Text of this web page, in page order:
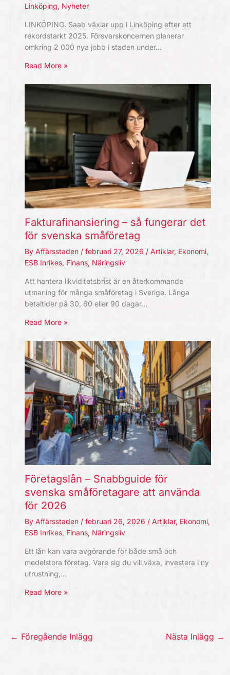
Linköping, Nyheter
LINKÖPING. Saab växlar upp i Linköping efter ett
rekordstarkt 2025. Försvarskoncernen planerar
omkring 2 000 nya jobb i staden under…
Read More »
Fakturafinansiering – så fungerar det
för svenska småföretag
By Affärsstaden / februari 27, 2026 / Artiklar, Ekonomi,
ESB Inrikes, Finans, Näringsliv
Att hantera likviditetsbrist är en återkommande
utmaning för många småföretag i Sverige. Långa
betaltider på 30, 60 eller 90 dagar…
Read More »
Företagslån – Snabbguide för
svenska småföretagare att använda
för 2026
By Affärsstaden / februari 26, 2026 / Artiklar, Ekonomi,
ESB Inrikes, Finans, Näringsliv
Ett lån kan vara avgörande för både små och
medelstora företag. Vare sig du vill växa, investera i ny
utrustning,…
Read More »
← Föregående Inlägg Nästa Inlägg →